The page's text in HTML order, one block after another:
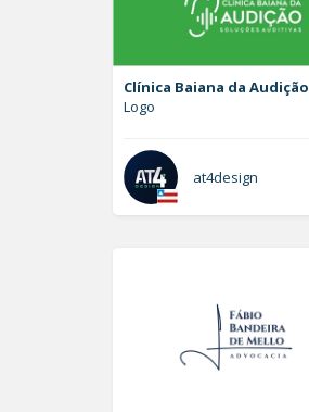
Clínica Baiana da Audição
Logo
at4design